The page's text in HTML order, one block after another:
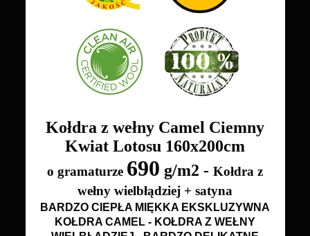
Kołdra z wełny Camel Ciemny
Kwiat Lotosu 160x200cm
o gramaturze 690 g/m2 - Kołdra z
wełny wielbłądziej + satyna
BARDZO CIEPŁA MIĘKKA EKSKLUZYWNA
KOŁDRA CAMEL - KOŁDRA Z WEŁNY